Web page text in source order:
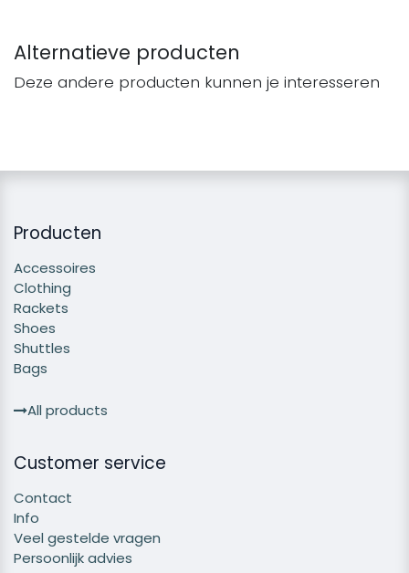
Alternatieve producten
Deze andere producten kunnen je interesseren
Producten
Accessoires
Clothing
Rackets
Shoes
Shuttles
Bags
All products
Customer service
Contact
Info
Veel gestelde vragen
Persoonlijk advies